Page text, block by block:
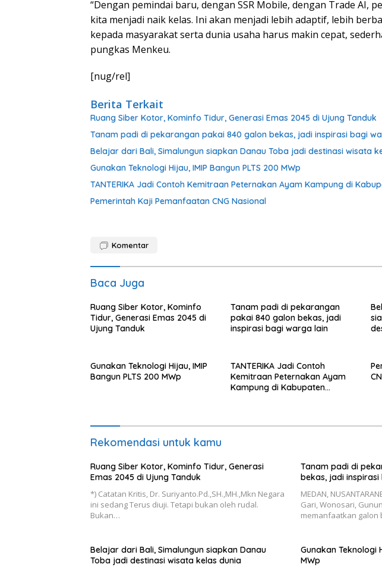
“Dengan pemindai baru, dengan SSR Mobile, dengan Trade AI,
kita menjadi naik kelas. Ini akan menjadi lebih adaptif, lebih
kepada masyarakat serta dunia usaha harus makin cepat,
pungkas Menkeu.
[nug/rel]
Berita Terkait
Ruang Siber Kotor, Kominfo Tidur, Generasi Emas 2045 di Ujung Tanduk
Tanam padi di pekarangan pakai 840 galon bekas, jadi inspirasi bagi
Belajar dari Bali, Simalungun siapkan Danau Toba jadi destinasi wisata
Gunakan Teknologi Hijau, IMIP Bangun PLTS 200 MWp
TANTERIKA Jadi Contoh Kemitraan Peternakan Ayam Kampung di
Pemerintah Kaji Pemanfaatan CNG Nasional
Komentar
Baca Juga
Ruang Siber Kotor, Kominfo
Tidur, Generasi Emas 2045 di
Ujung Tanduk
Tanam padi di pekarangan
pakai 840 galon bekas, jadi
inspirasi bagi warga lain
Gunakan Teknologi Hijau, IMIP
Bangun PLTS 200 MWp
TANTERIKA Jadi Contoh
Kemitraan Peternakan Ayam
Kampung di Kabupaten
Rekomendasi untuk kamu
Ruang Siber Kotor, Kominfo Tidur, Generasi
Emas 2045 di Ujung Tanduk
*) Catatan Kritis, Dr. Suriyanto.Pd.,SH.,MH.,Mkn Negara
ini sedang Terus diuji. Tetapi bukan oleh rudal.
Bukan…
Tanam padi di
bekas, jadi
MEDAN,
Gari, Wonosari,
memanfaatkan
Belajar dari Bali, Simalungun siapkan Danau
Toba jadi destinasi wisata kelas dunia
Gunakan Teknologi
MWp